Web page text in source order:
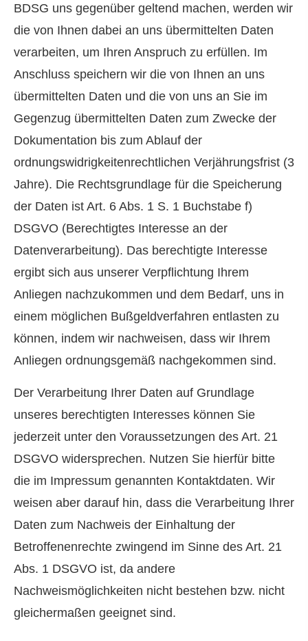
BDSG uns gegenüber geltend machen, werden wir
die von Ihnen dabei an uns übermittelten Daten
verarbeiten, um Ihren Anspruch zu erfüllen. Im
Anschluss speichern wir die von Ihnen an uns
übermittelten Daten und die von uns an Sie im
Gegenzug übermittelten Daten zum Zwecke der
Dokumentation bis zum Ablauf der
ordnungswidrigkeitenrechtlichen Verjährungsfrist (3
Jahre). Die Rechtsgrundlage für die Speicherung
der Daten ist Art. 6 Abs. 1 S. 1 Buchstabe f)
DSGVO (Berechtigtes Interesse an der
Datenverarbeitung). Das berechtigte Interesse
ergibt sich aus unserer Verpflichtung Ihrem
Anliegen nachzukommen und dem Bedarf, uns in
einem möglichen Bußgeldverfahren entlasten zu
können, indem wir nachweisen, dass wir Ihrem
Anliegen ordnungsgemäß nachgekommen sind.
Der Verarbeitung Ihrer Daten auf Grundlage
unseres berechtigten Interesses können Sie
jederzeit unter den Voraussetzungen des Art. 21
DSGVO widersprechen. Nutzen Sie hierfür bitte
die im Impressum genannten Kontaktdaten. Wir
weisen aber darauf hin, dass die Verarbeitung Ihrer
Daten zum Nachweis der Einhaltung der
Betroffenenrechte zwingend im Sinne des Art. 21
Abs. 1 DSGVO ist, da andere
Nachweismöglichkeiten nicht bestehen bzw. nicht
gleichermaßen geeignet sind.